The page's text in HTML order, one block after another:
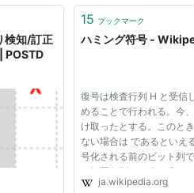
検知/訂正
POSTD
15 ブックマーク
ハミング符号 -
復号は検査行列 H と受信
めることで行われる。今
け取ったとする。このと
ない場合は であるといえ
号化される前のビット列
の転置行列との積を求め
式より と求められる。す
ja.wikipedia.org